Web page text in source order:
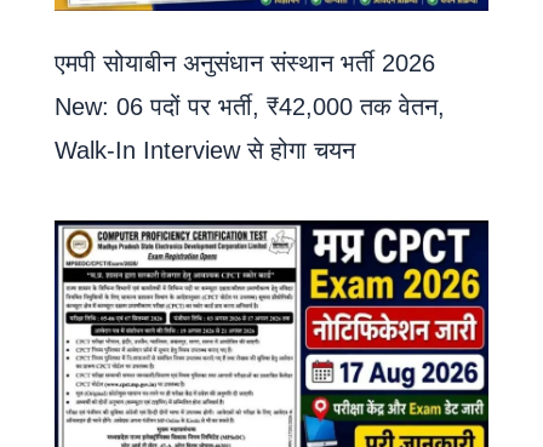
एमपी सोयाबीन अनुसंधान संस्थान भर्ती 2026
New: 06 पदों पर भर्ती, ₹42,000 तक वेतन,
Walk-In Interview से होगा चयन